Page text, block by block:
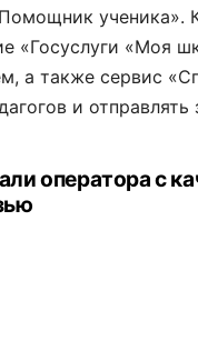
ученика».
«Госуслуги «Моя
а также сервис
и
оператора с